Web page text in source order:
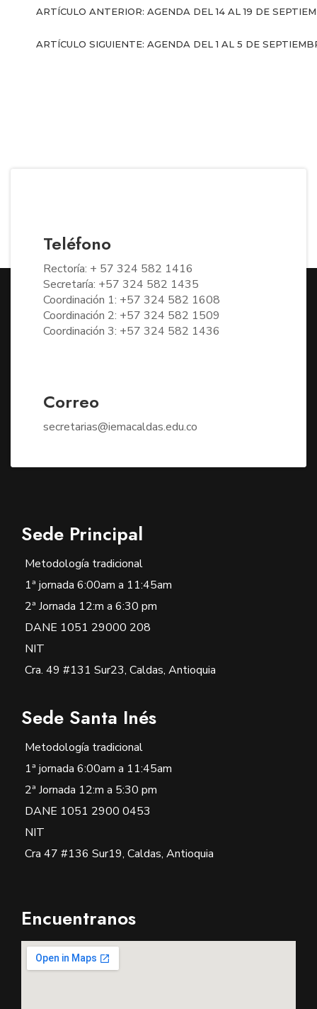
ARTÍCULO ANTERIOR: AGENDA DEL 14 AL 19 DE
ARTÍCULO SIGUIENTE: AGENDA DEL 1 AL 5 DE
Teléfono
Rectoría: + 57 324 582 1416
Secretaría: +57 324 582 1435
Coordinación 1: +57 324 582 1608
Coordinación 2: +57 324 582 1509
Coordinación 3: +57 324 582 1436
Correo
secretarias@iemacaldas.edu.co
Sede Principal
Metodología tradicional
1ª jornada 6:00am a 11:45am
2ª Jornada 12:m a 6:30 pm
DANE 1051 29000 208
NIT
Cra. 49 #131 Sur23, Caldas, Antioquia
Sede Santa Inés
Metodología tradicional
1ª jornada 6:00am a 11:45am
2ª Jornada 12:m a 5:30 pm
DANE 1051 2900 0453
NIT
Cra 47 #136 Sur19, Caldas, Antioquia
Encuentranos